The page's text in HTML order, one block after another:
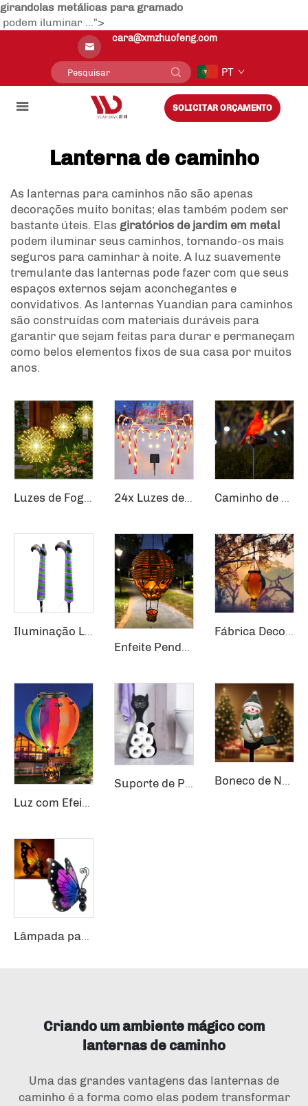
girandolas metálicas para gramado
podem iluminar ...">
cara@xmzhuofeng.com
PT
SOLICITAR ORÇAMENTO
Lanterna de caminho
As lanternas para caminhos não são apenas
decorações muito bonitas; elas também podem ser
bastante úteis. Elas giratórios de jardim em metal
podem iluminar seus caminhos, tornando-os mais
seguros para caminhar à noite. A luz suavemente
tremulante das lanternas pode fazer com que seus
espaços externos sejam aconchegantes e
convidativos. As lanternas Yuandian para caminhos
são construídas com materiais duráveis para
garantir que sejam feitas para durar e permaneçam
como belos elementos fixos de sua casa por muitos
anos.
Luzes de Fogos de Artifício Impermeáveis para Uso Externo Luzes de Dente-de-Leão Piscando Cordão de Luzes de Fadas com 120 LEDs Luminárias Solares para Gramado 24x Luzes de Caminho de Natal Solar para Decoração Externa de Caminhos Caminho de Natal Jardim Sensor Festivo Azevinho Vermelho Passarinho Cardeais Luz Solar Estaca
Iluminação LED para Jardim com Pernas de Bruxa e Conector para o Solo, Suprimentos para Feriados de Halloween e Natal
Fábrica Decoração de Jardim Chama Flickering Solar Balão Quente Pendurado Lanterna
Luz com Efeito de Chama Flickering, Decoração de Jardim com Balão de Ar Quente, Lâmpada Pendurada Solar com Balão Quente
Lâmpada para pátio à prova d'água, Decoração de Caminho de Jardim em Metal e Vidro, Luzes Decorativas LED, Iluminação Externa Solar, Luz de Jardim em Forma de Borboleta
Criando um ambiente mágico com
lanternas de caminho
Uma das grandes vantagens das lanternas de
caminho é a forma como elas podem transformar